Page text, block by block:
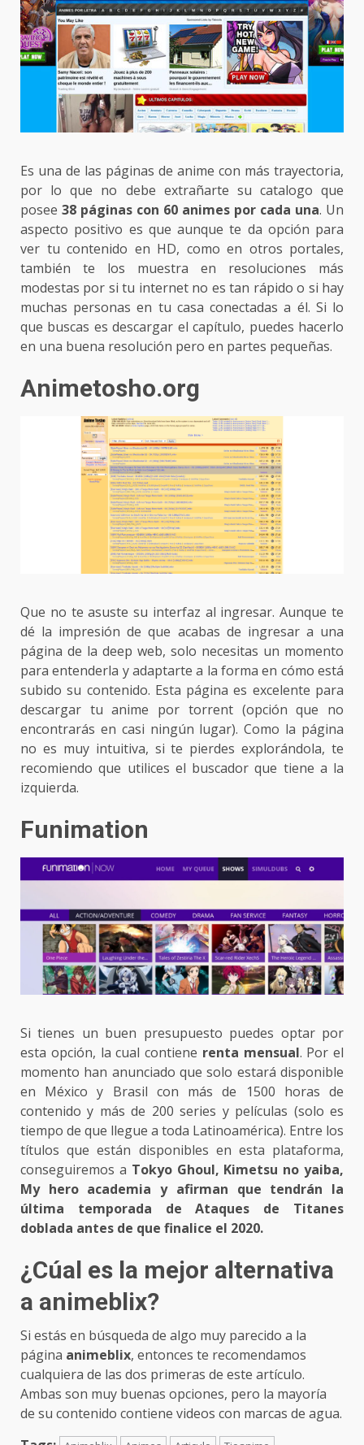
Es una de las páginas de anime con más trayectoria,
por lo que no debe extrañarte su catalogo que
posee 38 páginas con 60 animes por cada una. Un
aspecto positivo es que aunque te da opción para
ver tu contenido en HD, como en otros portales,
también te los muestra en resoluciones más
modestas por si tu internet no es tan rápido o si hay
muchas personas en tu casa conectadas a él. Si lo
que buscas es descargar el capítulo, puedes hacerlo
en una buena resolución pero en partes pequeñas.
Animetosho.org
Que no te asuste su interfaz al ingresar. Aunque te
dé la impresión de que acabas de ingresar a una
página de la deep web, solo necesitas un momento
para entenderla y adaptarte a la forma en cómo está
subido su contenido. Esta página es excelente para
descargar tu anime por torrent (opción que no
encontrarás en casi ningún lugar). Como la página
no es muy intuitiva, si te pierdes explorándola, te
recomiendo que utilices el buscador que tiene a la
izquierda.
Funimation
Si tienes un buen presupuesto puedes optar por
esta opción, la cual contiene renta mensual. Por el
momento han anunciado que solo estará disponible
en México y Brasil con más de 1500 horas de
contenido y más de 200 series y películas (solo es
tiempo de que llegue a toda Latinoamérica). Entre los
títulos que están disponibles en esta plataforma,
conseguiremos a Tokyo Ghoul, Kimetsu no yaiba,
My hero academia y afirman que tendrán la
última temporada de Ataques de Titanes
doblada antes de que finalice el 2020.
¿Cúal es la mejor alternativa
a animeblix?
Si estás en búsqueda de algo muy parecido a la
página animeblix, entonces te recomendamos
cualquiera de las dos primeras de este artículo.
Ambas son muy buenas opciones, pero la mayoría
de su contenido contiene videos con marcas de agua.